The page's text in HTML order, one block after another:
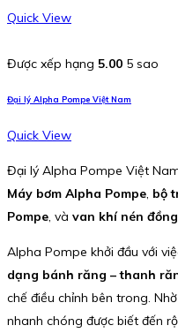
Quick View
Được xếp hạng 5.00 5 sao
Đại lý Alpha Pompe Việt Nam
Quick View
Đại lý Alpha Pompe Việt
Máy bơm Alpha Pompe, bộ
Pompe, và van khí nén
Alpha Pompe khởi đầu với
dạng bánh răng – thanh
chế điều chỉnh bên trong.
nhanh chóng được biết đến